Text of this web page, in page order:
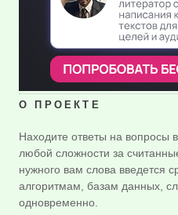
О ПРОЕКТЕ
Находите ответы на вопросы
любой сложности за
нужного вам слова введется
алгоритмам, базам данных,
одновременно.